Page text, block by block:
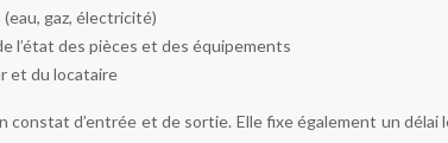
gaz, électricité)
l’état des pièces et des équipements
et du locataire
constat d’entrée et de sortie. Elle fixe également un